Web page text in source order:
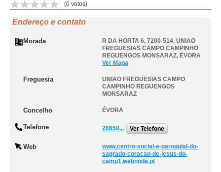
(0 votos)
Endereço e contato
Morada R DA HORTA 6, 7200-514, UNIAO
FREGUESIAS CAMPO CAMPINHO
REGUENGOS MONSARAZ, ÉVORA
Ver Mapa
Freguesia
UNIAO FREGUESIAS CAMPO
CAMPINHO REGUENGOS
MONSARAZ
Concelho ÉVORA
Telefone 26658... Ver Telefone
Web
www.centro-social-e-paroquial-do-
sagrado-coracao-de-jesus-do-
camp1.webnode.pt